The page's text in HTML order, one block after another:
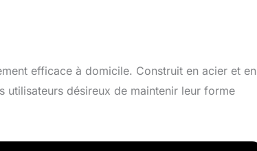
efficace à domicile. Construit en acier et en
désireux de maintenir leur forme